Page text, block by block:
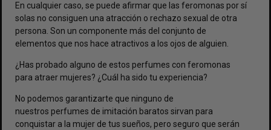
En cualquier caso, se puede afirmar que las feromonas por sí
solas no consiguen una atracción o rechazo sexual de otra
persona. Son un componente más del conjunto de
elementos que nos hace atractivos a los ojos de alguien.
¿Has probado alguno de estos perfumes con feromonas
para atraer mujeres? ¿Cuál ha sido tu experiencia?
No podemos garantizarte que ninguno de
nuestros perfumes de imitación baratos sirvan para
conquistar a la mujer de tus sueños, pero seguro que serán